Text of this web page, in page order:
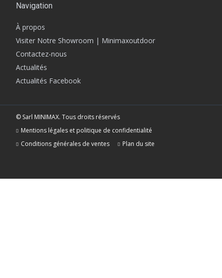
Navigation
À propos
Visiter Notre Showroom | Minimaxoutdoor
Contactez-nous
Actualités
Actualités Facebook
© Sarl MINIMAX. Tous droits réservés
Mentions légales et politique de confidentialité
Conditions générales de ventes
Plan du site